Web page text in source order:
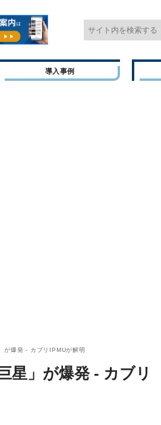
導入事例
が爆発 - カブリIPMUが解明
星」が爆発 - カブリ